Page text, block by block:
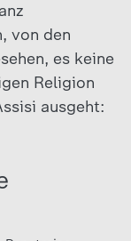
von den
es keine
Religion
ausgeht: